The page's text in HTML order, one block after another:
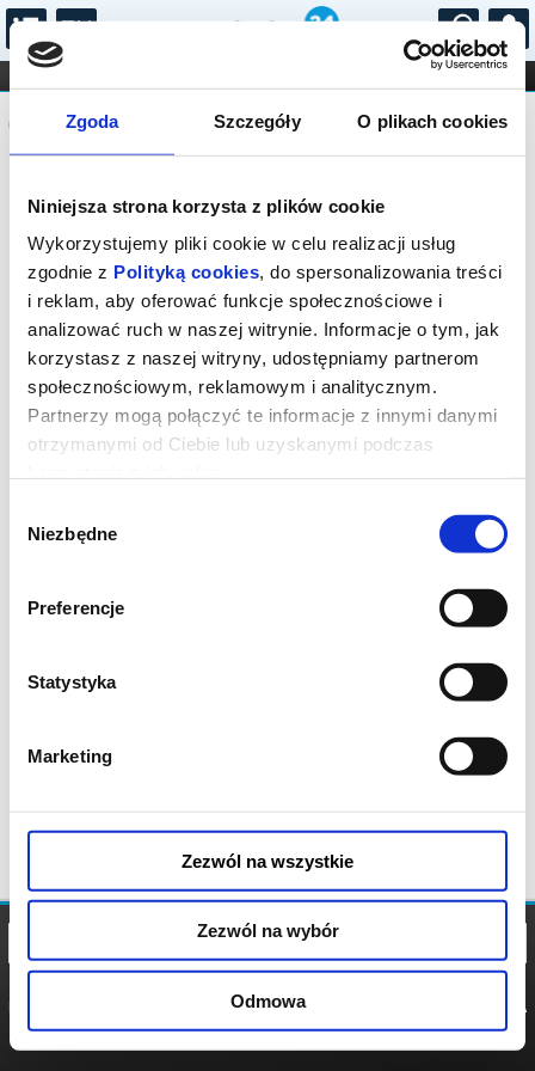
Zgoda Szczegóły O plikach cookies
Niniejsza strona korzysta z plików cookie
Wykorzystujemy pliki cookie w celu realizacji usług
zgodnie z Polityką cookies, do spersonalizowania treści
i reklam, aby oferować funkcje społecznościowe i
analizować ruch w naszej witrynie. Informacje o tym, jak
korzystasz z naszej witryny, udostępniamy partnerom
społecznościowym, reklamowym i analitycznym.
Partnerzy mogą połączyć te informacje z innymi danymi
otrzymanymi od Ciebie lub uzyskanymi podczas
zgody
Niezbędne
Preferencje
Statystyka
Marketing
Zezwól na wszystkie
Zezwól na wybór
Odmowa
...
FILHARMONIA OPERA I BALET
STAND-UP
DLA DZIECI
Komunikat
Sprzedaż biletów na niniejsze
wydarzenie została zakończona. Zapytaj
o dostępność biletów w kasie.
POLITYKA
POLITYKA